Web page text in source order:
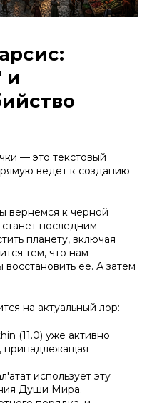
и
— это текстовый
ведет к созданию
вернемся к черной
последним
планету, включая
тем, что нам
ее. А затем
на актуальный лор:
(11.0) уже активно
принадлежащая
использует эту
Души Мира.